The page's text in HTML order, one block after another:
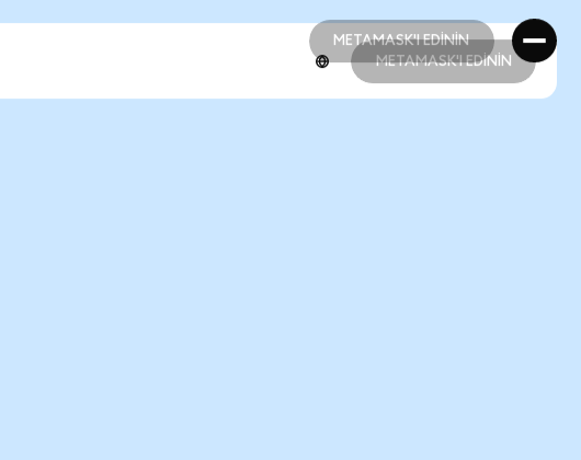
METAMASK'I EDİNİN
METAMASK'I EDİNİN
METAMASK'I EDİNİN